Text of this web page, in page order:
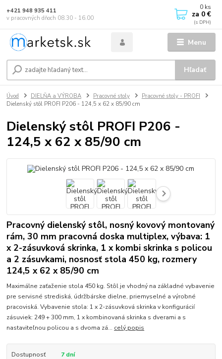
Menu
Hľadať
+421 948 935 411
v pracovných dňoch 08.30 - 16.00
0 ks
za 0 €
Úvod DIELŇA a VÝROBA Pracovné stoly
Pracovné stoly - PROFI
Dielenský stôl PROFI P206 - 124,5 x 62 x 85/90 cm
Dielenský stôl PROFI P206 -
124,5 x 62 x 85/90 cm
Pracovný dielenský stôl, nosný kovový montovaný
rám, 30 mm pracovná doska multiplex, výbava: 1
x 2-zásuvková skrinka, 1 x kombi skrinka s policou
a 2 zásuvkami, nosnosť stola 450 kg, rozmery
124,5 x 62 x 85/90 cm
Maximálne zaťaženie stola 450 kg. Stôl je vhodný na základné vybavenie
pre servisné strediská, údržbárske dielne, priemyselné a výrobné
pracoviská. Vybavenie stola: 1 x 2-zásuvková skrinka v konfigurácií
zásuviek: 249 + 300 mm, 1 x kombinovaná skrinka s dverami a s
nastaviteľnou policou a s dvoma zá... celý popis
Dostupnosť
7 dní